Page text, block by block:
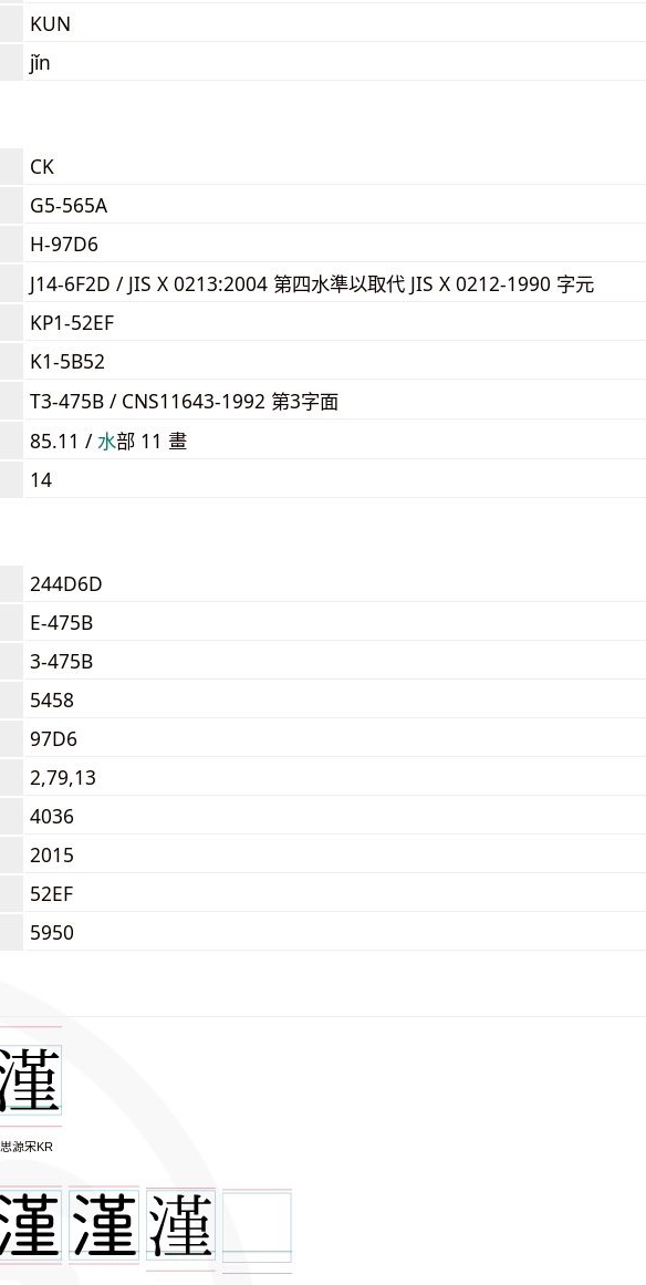
KUN
jǐn
CK
G5-565A
H-97D6
J14-6F2D / JIS X 0213:2004 第四水準以取代 JIS X 0212-1990 字元
KP1-52EF
K1-5B52
T3-475B / CNS11643-1992 第3字面
85.11 / ⽔部 11 畫
14
244D6D
E-475B
3-475B
5458
97D6
2,79,13
4036
2015
52EF
5950
思源宋KR